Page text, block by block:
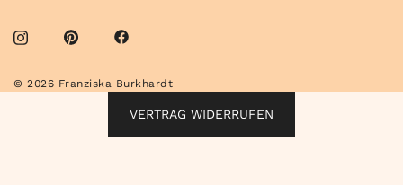
© 2026 Franziska Burkhardt
VERTRAG WIDERRUFEN